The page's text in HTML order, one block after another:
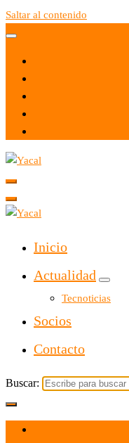
Saltar al contenido
Yacal micro hosting
Inicio
Actualidad
Tecnoticias
Socios
Contacto
Buscar: